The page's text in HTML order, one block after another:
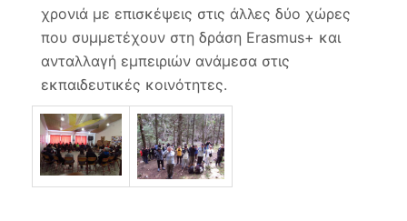
χρονιά με επισκέψεις στις άλλες δύο χώρες
που συμμετέχουν στη δράση Erasmus+ και
ανταλλαγή εμπειριών ανάμεσα στις
εκπαιδευτικές κοινότητες.